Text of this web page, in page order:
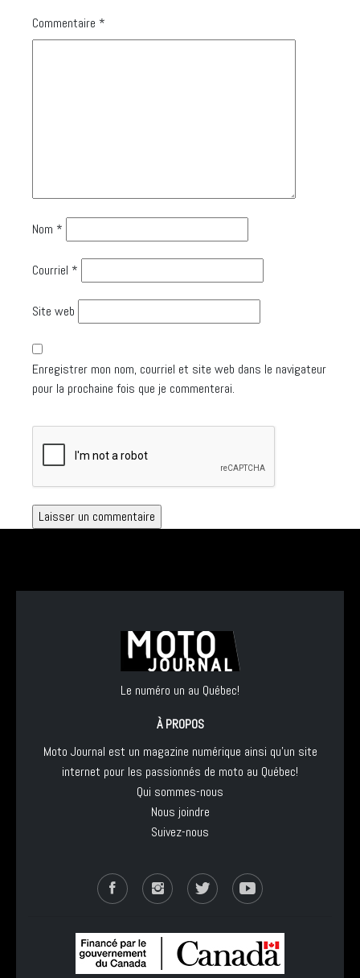
Commentaire *
Nom *
Courriel *
Site web
Enregistrer mon nom, courriel et site web dans le navigateur
pour la prochaine fois que je commenterai.
Le numéro un au Québec!
À PROPOS
Moto Journal est un magazine numérique ainsi qu'un site
internet pour les passionnés de moto au Québec!
Qui sommes-nous
Nous joindre
Suivez-nous